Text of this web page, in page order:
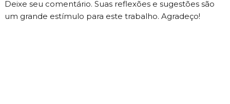
Deixe seu comentário. Suas reflexões e sugestões são
um grande estímulo para este trabalho. Agradeço!